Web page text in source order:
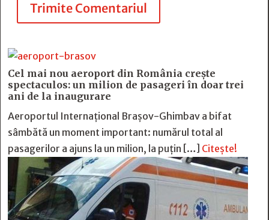
Trimite Comentariul
Cel mai nou aeroport din România crește
spectaculos: un milion de pasageri în doar trei
ani de la inaugurare
Aeroportul Internațional Brașov-Ghimbav a bifat
sâmbătă un moment important: numărul total al
pasagerilor a ajuns la un milion, la puțin […] Citește!